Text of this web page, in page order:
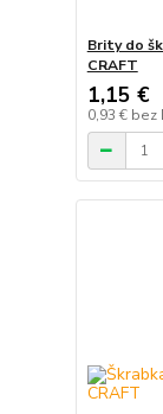
Brity do
CRAFT
1,15 €
0,93 € bez